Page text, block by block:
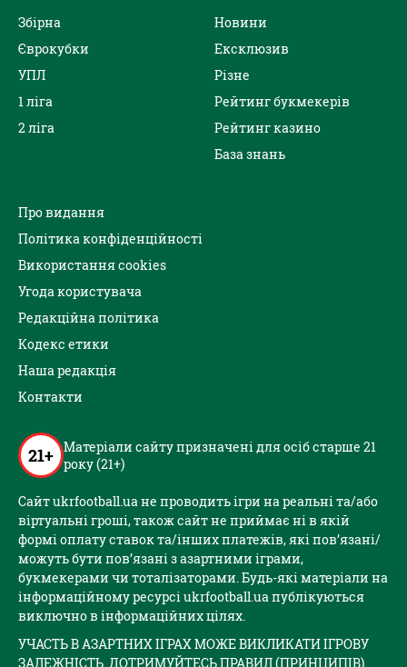
Збірна
Єврокубки
УПЛ
1 ліга
2 ліга
Новини
Ексклюзив
Різне
Рейтинг букмекерів
Рейтинг казино
База знань
Про видання
Політика конфіденційності
Використання cookies
Угода користувача
Редакційна політика
Кодекс етики
Наша редакція
Контакти
21+ Матеріали сайту призначені для осіб старше 21
року (21+)
Сайт ukrfootball.ua не проводить ігри на реальні та/або
віртуальні гроші, також сайт не приймає ні в якій
формі оплату ставок та/інших платежів, які пов’язані/
можуть бути пов’язані з азартними іграми,
букмекерами чи тоталізаторами. Будь-які матеріали на
інформаційному ресурсі ukrfootball.ua публікуються
виключно в інформаційних цілях.
УЧАСТЬ В АЗАРТНИХ ІГРАХ МОЖЕ ВИКЛИКАТИ ІГРОВУ
ЗАЛЕЖНІСТЬ. ДОТРИМУЙТЕСЬ ПРАВИЛ (ПРИНЦИПІВ)